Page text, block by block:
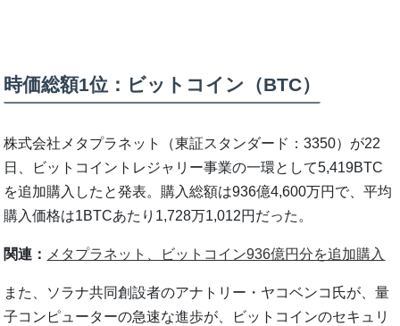
時価総額1位：ビットコイン（BTC）
株式会社メタプラネット（東証スタンダード：3350）が22
日、ビットコイントレジャリー事業の一環として5,419BTC
を追加購入したと発表。購入総額は936億4,600万円で、平均
購入価格は1BTCあたり1,728万1,012円だった。
関連： メタプラネット、ビットコイン936億円分を追加購入
また、ソラナ共同創設者のアナトリー・ヤコベンコ氏が、量
子コンピューターの急速な進歩が、ビットコインのセキュリ